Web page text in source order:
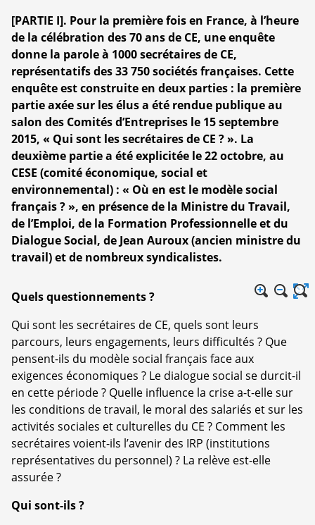
[PARTIE I]. Pour la première fois en France, à l’heure
de la célébration des 70 ans de CE, une enquête
donne la parole à 1000 secrétaires de CE,
représentatifs des 33 750 sociétés françaises. Cette
enquête est construite en deux parties : la première
partie axée sur les élus a été rendue publique au
salon des Comités d’Entreprises le 15 septembre
2015, « Qui sont les secrétaires de CE ? ». La
deuxième partie a été explicitée le 22 octobre, au
CESE (comité économique, social et
environnemental) : « Où en est le modèle social
français ? », en présence de la Ministre du Travail,
de l’Emploi, de la Formation Professionnelle et du
Dialogue Social, de Jean Auroux (ancien ministre du
travail) et de nombreux syndicalistes.
Quels questionnements ?
Qui sont les secrétaires de CE, quels sont leurs
parcours, leurs engagements, leurs difficultés ? Que
pensent-ils du modèle social français face aux
exigences économiques ? Le dialogue social se durcit-il
en cette période ? Quelle influence la crise a-t-elle sur
les conditions de travail, le moral des salariés et sur les
activités sociales et culturelles du CE ? Comment les
secrétaires voient-ils l’avenir des IRP (institutions
représentatives du personnel) ? La relève est-elle
assurée ?
Qui sont-ils ?